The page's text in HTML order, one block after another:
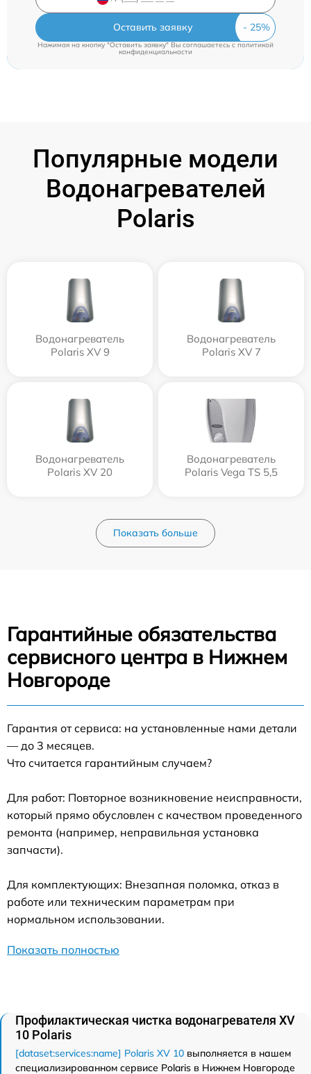
Оставить заявку
Нажимая на кнопку "Оставить заявку" Вы соглашаетесь cполитикой
конфиденциальности
Популярные модели
Водонагревателей
Polaris
Водонагреватель
Polaris XV 9
Водонагреватель
Polaris XV 7
Водонагреватель
Polaris XV 20
Водонагреватель
Polaris Vega TS 5,5
Показать больше
Гарантийные обязательства
сервисного центра в Нижнем
Новгороде
Гарантия от сервиса: на установленные нами детали
— до 3 месяцев.
Что считается гарантийным случаем?
Для работ: Повторное возникновение неисправности,
который прямо обусловлен с качеством проведенного
ремонта (например, неправильная установка
запчасти).
Для комплектующих: Внезапная поломка, отказ в
работе или техническим параметрам при
нормальном использовании.
Показать полностью
Профилактическая чистка водонагревателя XV
10 Polaris
[dataset:services:name] Polaris XV 10 выполняется в нашем
специализированном сервисе Polaris в Нижнем Новгороде